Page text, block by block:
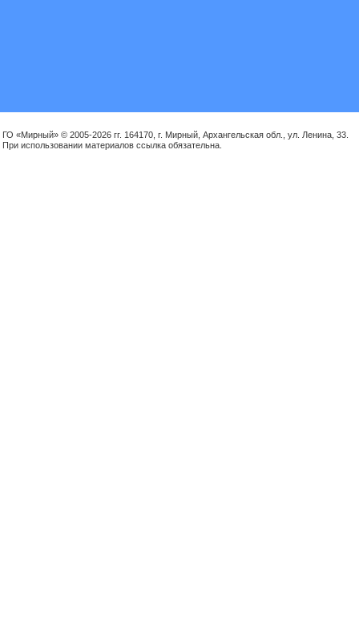
ГО «Мирный» © 2005-2026 гг. 164170, г. Мирный, Архангельская обл., ул. Ленина, 33.
При использовании материалов ссылка обязательна.